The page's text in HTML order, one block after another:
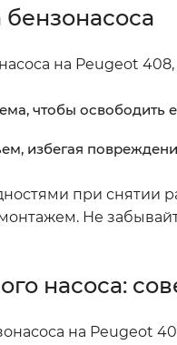
на Peugeot
чтобы освободить
избегая
при снятии
Не
насоса:
на Peugeot